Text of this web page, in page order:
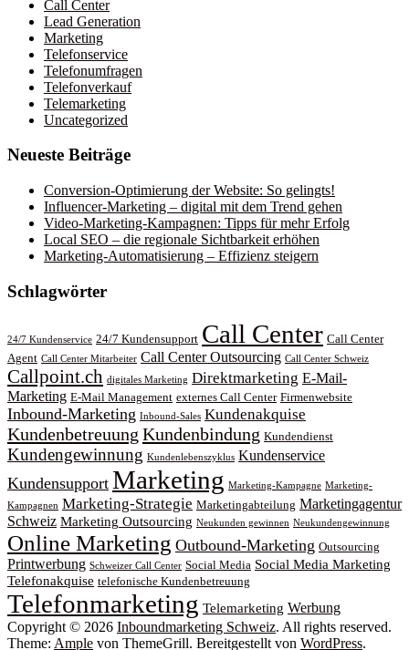
Call Center
Lead Generation
Marketing
Telefonservice
Telefonumfragen
Telefonverkauf
Telemarketing
Uncategorized
Neueste Beiträge
Conversion-Optimierung der Website: So gelingts!
Influencer-Marketing – digital mit dem Trend gehen
Video-Marketing-Kampagnen: Tipps für mehr Erfolg
Local SEO – die regionale Sichtbarkeit erhöhen
Marketing-Automatisierung – Effizienz steigern
Schlagwörter
24/7 Kundenservice 24/7 Kundensupport Call Center Call Center
Agent Call Center Mitarbeiter Call Center Outsourcing Call Center Schweiz
Callpoint.ch digitales Marketing Direktmarketing E-Mail-
Marketing E-Mail Management externes Call Center Firmenwebsite
Inbound-Marketing Inbound-Sales Kundenakquise
Kundenbetreuung Kundenbindung Kundendienst
Kundengewinnung Kundenlebenszyklus Kundenservice
Kundensupport Marketing Marketing-Kampagne Marketing-
Kampagnen Marketing-Strategie Marketingabteilung Marketingagentur
Schweiz Marketing Outsourcing Neukunden gewinnen Neukundengewinnung
Online Marketing Outbound-Marketing Outsourcing
Printwerbung Schweizer Call Center Social Media Social Media Marketing
Telefonakquise telefonische Kundenbetreuung
Telefonmarketing Telemarketing Werbung
Copyright © 2026 Inboundmarketing Schweiz. All rights reserved.
Theme: Ample von ThemeGrill. Bereitgestellt von WordPress.